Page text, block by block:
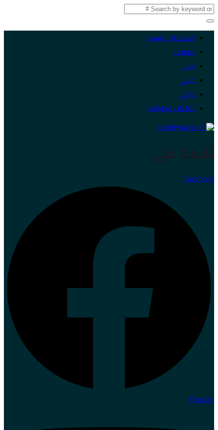
الصفحة الرئيسية
موقف
لبنان
عربي
دولي
لقاءات وحوارات
تابعنا على
Facebook
Youtube